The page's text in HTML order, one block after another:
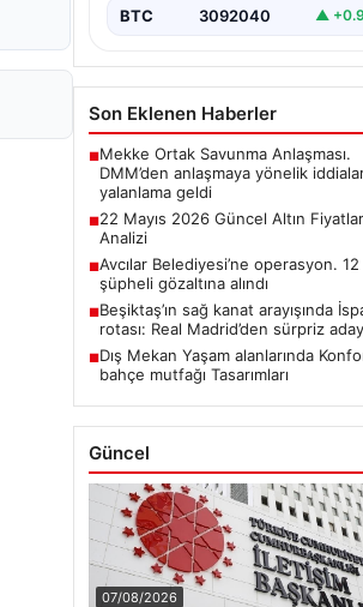
BTC 3092040 ▲
Son Eklenen Haberler
■Mekke Ortak Savunma Anlaşması.
DMM’den anlaşmaya yönelik
yalanlama geldi
■22 Mayıs 2026 Güncel Altın
Analizi
■Avcılar Belediyesi’ne operasyon. 12
şüpheli gözaltına alındı
■Beşiktaş’ın sağ kanat arayışında
rotası: Real Madrid’den sürpriz aday
■Dış Mekan Yaşam alanlarında
bahçe mutfağı Tasarımları
Güncel
07/08/2026